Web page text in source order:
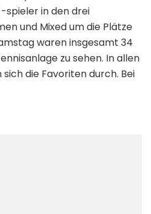
spieler in den drei
und Mixed um die Plätze
waren insgesamt 34
zu sehen. In allen
die Favoriten durch. Bei